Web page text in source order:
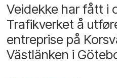
Veidekke har fått i
Trafikverket å
entreprise på
Västlänken i